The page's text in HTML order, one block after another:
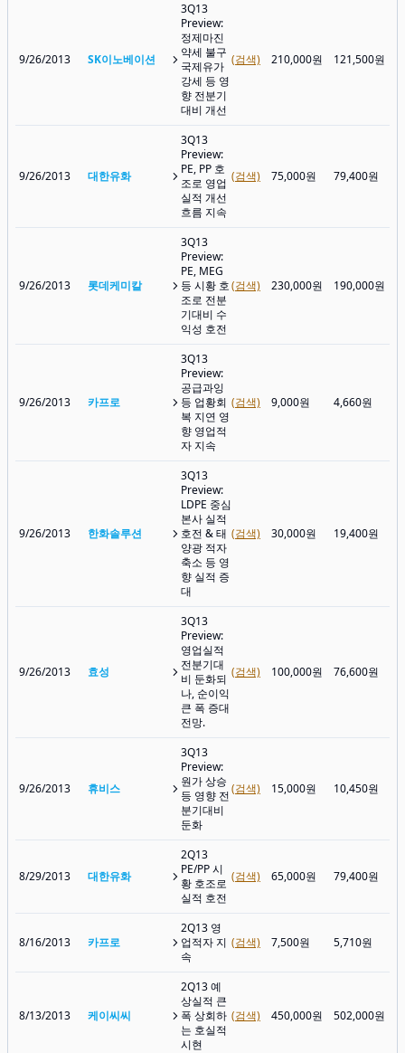
9/26/2013 SK이노베이션
3Q13
Preview:
정제마진
약세 불구
국제유가
강세 등 영
향 전분기
대비 개선
(검색) 210,000원 121,500원
9/26/2013 대한유화
3Q13
Preview:
PE, PP 호
조로 영업
실적 개선
흐름 지속
(검색) 75,000원 79,400원
9/26/2013 롯데케미칼
3Q13
Preview:
PE, MEG
등 시황 호
조로 전분
기대비 수
익성 호전
(검색) 230,000원 190,000원
9/26/2013 카프로
3Q13
Preview:
공급과잉
등 업황회
복 지연 영
향 영업적
자 지속
(검색) 9,000원 4,660원
9/26/2013 한화솔루션
3Q13
Preview:
LDPE 중심
본사 실적
호전 & 태
양광 적자
축소 등 영
향 실적 증
대
(검색) 30,000원 19,400원
9/26/2013 효성
3Q13
Preview:
영업실적
전분기대
비 둔화되
나, 순이익
큰 폭 증대
전망.
(검색) 100,000원 76,600원
9/26/2013 휴비스
3Q13
Preview:
원가 상승
등 영향 전
분기대비
둔화
(검색) 15,000원 10,450원
8/29/2013 대한유화
2Q13
PE/PP 시
황 호조로
실적 호전
(검색) 65,000원 79,400원
8/16/2013 카프로
2Q13 영
업적자 지
속
(검색) 7,500원 5,710원
8/13/2013 케이씨씨
2Q13 예
상실적 큰
폭 상회하
는 호실적
시현
(검색) 450,000원 502,000원